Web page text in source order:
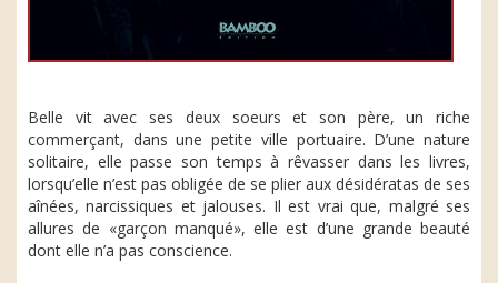
Belle vit avec ses deux soeurs et son père, un riche
commerçant, dans une petite ville portuaire. D’une nature
solitaire, elle passe son temps à rêvasser dans les livres,
lorsqu’elle n’est pas obligée de se plier aux désidératas de ses
aînées, narcissiques et jalouses. Il est vrai que, malgré ses
allures de «garçon manqué», elle est d’une grande beauté
dont elle n’a pas conscience.